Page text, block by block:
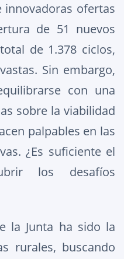
innovadoras ofertas
de 51 nuevos
de 1.378 ciclos,
Sin embargo,
con una
sobre la viabilidad
palpables en las
¿Es suficiente el
los desafíos
la Junta ha sido la
rurales, buscando